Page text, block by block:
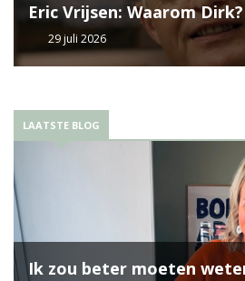
Eric Vrijsen: Waarom Dirk?
29 juli 2026
LAATSTE BLOG
Ik zou beter moeten